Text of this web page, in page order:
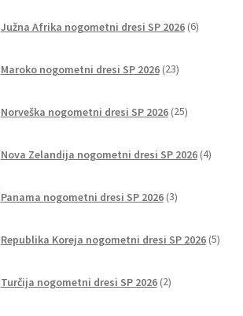
Južna Afrika nogometni dresi SP 2026 6izdelkov
Maroko nogometni dresi SP 2026 23izdelkov
Norveška nogometni dresi SP 2026 25izdelkov
Nova Zelandija nogometni dresi SP 2026 4izdelki
Panama nogometni dresi SP 2026 3izdelki
Republika Koreja nogometni dresi SP 2026 5
Turčija nogometni dresi SP 2026 2izdelka